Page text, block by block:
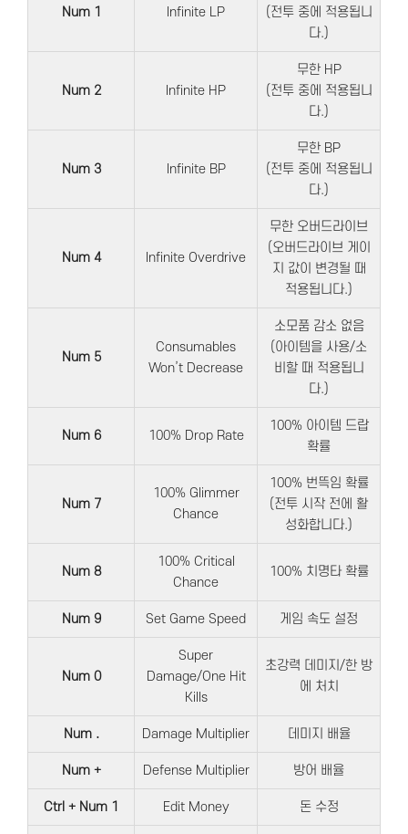
Num 1 Infinite LP
(전투 중에 적용됩니
다.)
Num 2 Infinite HP
무한 HP
(전투 중에 적용됩니
다.)
Num 3 Infinite BP
무한 BP
(전투 중에 적용됩니
다.)
Num 4 Infinite Overdrive
무한 오버드라이브
(오버드라이브 게이
지 값이 변경될 때
적용됩니다.)
Num 5
Consumables
Won’t Decrease
소모품 감소 없음
(아이템을 사용/소
비할 때 적용됩니
다.)
Num 6 100% Drop Rate
100% 아이템 드랍
확률
Num 7
100% Glimmer
Chance
100% 번뜩임 확률
(전투 시작 전에 활
성화합니다.)
Num 8
100% Critical
Chance
100% 치명타 확률
Num 9 Set Game Speed 게임 속도 설정
Num 0
Super
Damage/One Hit
Kills
초강력 데미지/한 방
에 처치
Num . Damage Multiplier 데미지 배율
Num + Defense Multiplier 방어 배율
Ctrl + Num 1 Edit Money 돈 수정